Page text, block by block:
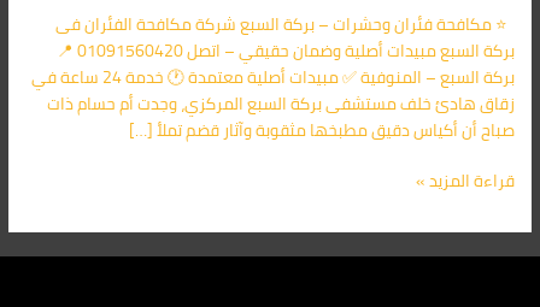
⭐ مكافحة فئران وحشرات – بركة السبع شركة مكافحة الفئران فى
بركة السبع مبيدات أصلية وضمان حقيقي – اتصل 01091560420 📍
بركة السبع – المنوفية ✅ مبيدات أصلية معتمدة 🕐 خدمة 24 ساعة في
زقاق هادئ خلف مستشفى بركة السبع المركزي، وجدت أم حسام ذات
صباح أن أكياس دقيق مطبخها مثقوبة وآثار قضم تملأ […]
قراءة المزيد »